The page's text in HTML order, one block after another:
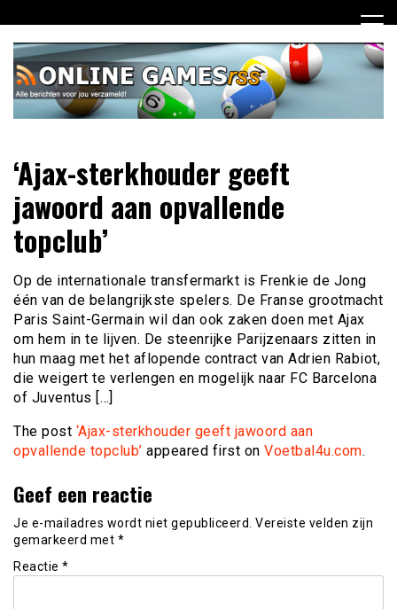
naar
inhoud
Online Games RSS
verzameld
‘Ajax-sterkhouder geeft
jawoord aan opvallende
topclub’
Op de internationale transfermarkt is Frenkie de Jong
één van de belangrijkste spelers. De Franse grootmacht
Paris Saint-Germain wil dan ook zaken doen met Ajax
om hem in te lijven. De steenrijke Parijzenaars zitten in
hun maag met het aflopende contract van Adrien Rabiot,
die weigert te verlengen en mogelijk naar FC Barcelona
of Juventus […]
The post ‘Ajax-sterkhouder geeft jawoord aan
opvallende topclub’ appeared first on Voetbal4u.com.
Geef een reactie
Je e-mailadres wordt niet gepubliceerd. Vereiste velden zijn
gemarkeerd met *
Reactie *